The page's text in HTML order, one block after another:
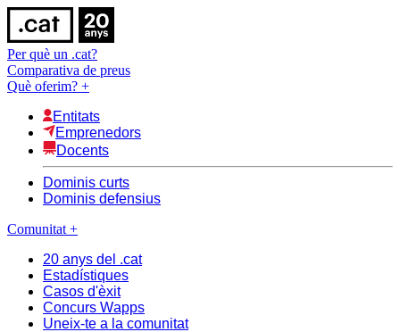
Per què un .cat?
Comparativa de preus
Què oferim? +
Entitats
Emprenedors
Docents
Dominis curts
Dominis defensius
Comunitat +
20 anys del .cat
Estadístiques
Casos d'èxit
Concurs Wapps
Uneix-te a la comunitat